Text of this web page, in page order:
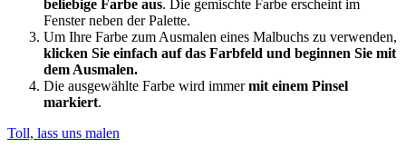
beliebige Farbe aus. Die gemischte Farbe erscheint im
Fenster neben der Palette.
Um Ihre Farbe zum Ausmalen eines Malbuchs zu verwenden,
klicken Sie einfach auf das Farbfeld und beginnen Sie mit
dem Ausmalen.
Die ausgewählte Farbe wird immermit einem Pinsel
markiert.
Toll, lass uns malen